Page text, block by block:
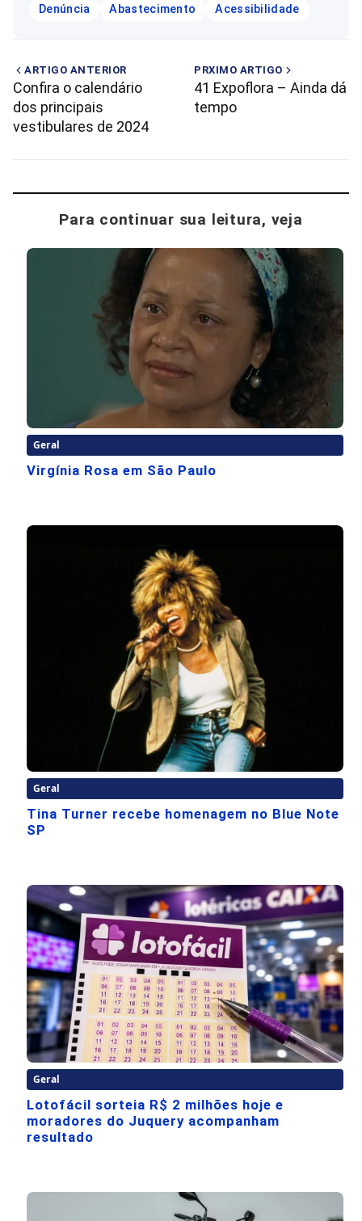
Denúncia Abastecimento Acessibilidade
ARTIGO ANTERIOR
Confira o calendário
dos principais
vestibulares de 2024
PRXIMO ARTIGO
41 Expoflora – Ainda dá
tempo
Para continuar sua leitura, veja
Geral
Virgínia Rosa em São Paulo
Geral
Tina Turner recebe homenagem no Blue Note
SP
Geral
Lotofácil sorteia R$ 2 milhões hoje e
moradores do Juquery acompanham
resultado